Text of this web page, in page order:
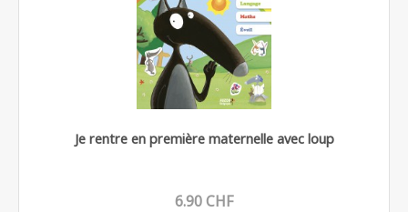
Je rentre en première maternelle avec loup
6.90 CHF